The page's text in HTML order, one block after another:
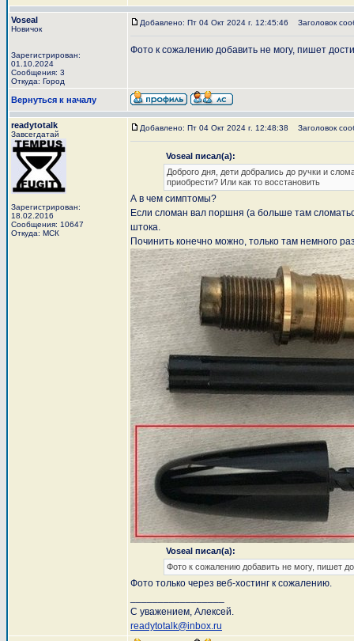
Voseal
Новичок
Зарегистрирован:
01.10.2024
Сообщения: 3
Откуда: Город
Добавлено: Пт 04 Окт 2024 г. 12:45:46 Заголовок
Фото к сожалению добавить не могу, пишет
Вернуться к началу
readytotalk
Завсегдатай
Зарегистрирован:
18.02.2016
Сообщения: 10647
Откуда: МСК
Добавлено: Пт 04 Окт 2024 г. 12:48:38 Заголовок
Voseal писал(а):
Доброго дня, дети добрались до ручки и
приобрести? Или как то восстановить
А в чем симптомы?
Если сломан вал поршня (а больше там
штока.
Починить конечно можно, только там немного
Voseal писал(а):
Фото к сожалению добавить не могу, пишет
Фото только через веб-хостинг к сожалению.
С уважением, Алексей.
readytotalk@inbox.ru